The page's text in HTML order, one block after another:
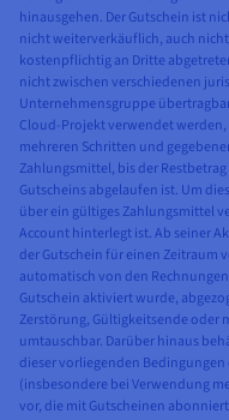
hinausgehen. Der Gutschein ist
nicht weiterverkäuflich, auch
kostenpflichtig an Dritte
nicht zwischen verschiedenen
Unternehmensgruppe
Cloud-Projekt verwendet
mehreren Schritten und
Zahlungsmittel, bis der
Gutscheins abgelaufen ist. Um
über ein gültiges Zahlungsmittel
Account hinterlegt ist. Ab seiner
der Gutschein für einen Zeitraum
automatisch von den
Gutschein aktiviert wurde,
Zerstörung, Gültigkeitsende oder
umtauschbar. Darüber hinaus
dieser vorliegenden
(insbesondere bei Verwendung
vor, die mit Gutscheinen